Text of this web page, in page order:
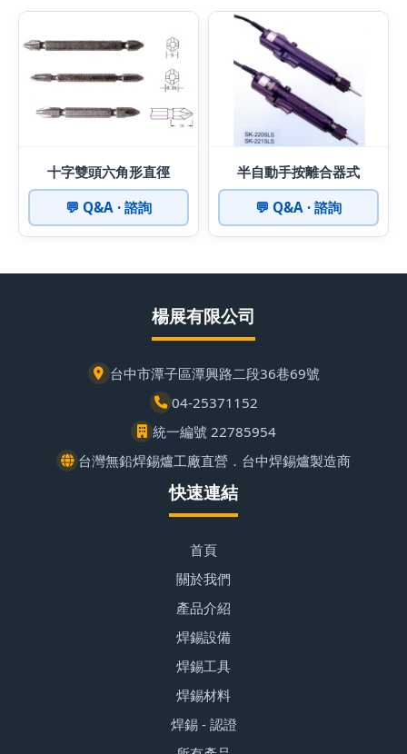
十字雙頭六角形直徑
💬 Q&A · 諮詢
半自動手按離合器式
💬 Q&A · 諮詢
楊展有限公司
台中市潭子區潭興路二段36巷69號
04-25371152
統一編號 22785954
台灣無鉛焊錫爐工廠直營．台中焊錫爐製造商
快速連結
首頁
關於我們
產品介紹
焊錫設備
焊錫工具
焊錫材料
焊錫 - 認證